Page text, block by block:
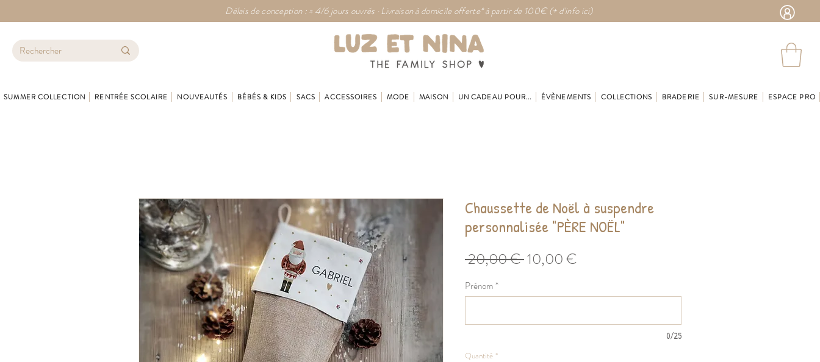
Délais de conception : ≈ 4/6 jours ouvrés · Livraison à domicile offerte* à partir de 100€ (+ d'info ici)
SUMMER COLLECTION RENTRÉE SCOLAIRE NOUVEAUTÉS BÉBÉS & KIDS SACS ACCESSOIRES MODE MAISON UN CADEAU POUR... ÉVÈNEMENTS COLLECTIONS BRADERIE SUR-MESURE ESPACE PRO
Chaussette de Noël à suspendre
personnalisée "PÈRE NOËL"
20,00 € Prix
10,00 €
Prénom*
0/25
Quantité *